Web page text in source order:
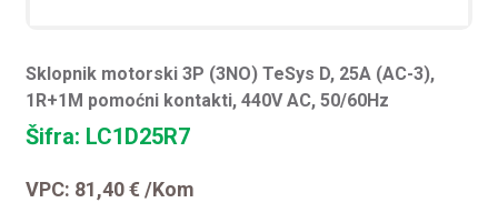
Sklopnik motorski 3P (3NO) TeSys D, 25A (AC-3),
1R+1M pomoćni kontakti, 440V AC, 50/60Hz
Šifra: LC1D25R7
VPC: 81,40€ /Kom